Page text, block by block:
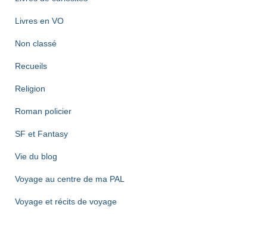
Livres en VO
Non classé
Recueils
Religion
Roman policier
SF et Fantasy
Vie du blog
Voyage au centre de ma PAL
Voyage et récits de voyage